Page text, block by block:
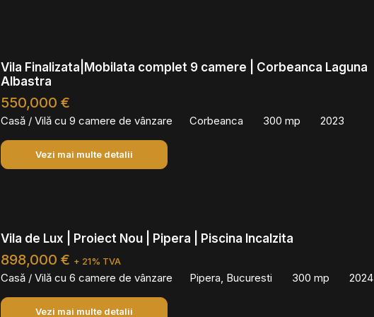
Vila Finalizata|Mobilata complet 9 camere | Corbeanca Laguna
Albastra
550,000 €
Casă / Vilă cu 9 camere de vânzare Corbeanca 300 mp 2023
Vezi mai multe detalii
Vila de Lux | Proiect Nou | Pipera | Piscina Incalzita
898,000 € + 21% TVA
Casă / Vilă cu 6 camere de vânzare Pipera, Bucuresti 300 mp 2024
Vezi mai multe detalii